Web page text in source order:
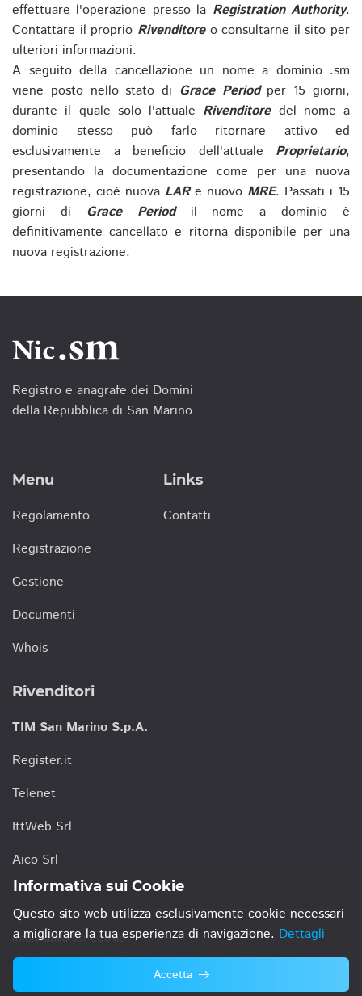
effettuare l'operazione presso la Registration Authority.
Contattare il proprio Rivenditoreo consultarne il sito per
ulteriori informazioni.
A seguito della cancellazione un nome a dominio .sm
viene posto nello stato di Grace Periodper 15 giorni,
durante il quale solo l'attuale Rivenditoredel nome a
dominio stesso può farlo ritornare attivo ed
esclusivamente a beneficio dell'attuale Proprietario,
presentando la documentazione come per una nuova
registrazione, cioè nuova LARe nuovo MRE. Passati i 15
giorni di Grace Periodil nome a dominio è
definitivamente cancellato e ritorna disponibile per una
nuova registrazione.
Registro e anagrafe dei Domini
della Repubblica di San Marino
Menu
Regolamento
Registrazione
Gestione
Documenti
Whois
Links
Contatti
Rivenditori
TIM San Marino S.p.A.
Register.it
Telenet
IttWeb Srl
Aico Srl
Informativa sui Cookie
© 2021 TIM San Marino S.p.A.
Informativa sui Cookie
Questo sito web utilizza esclusivamente cookie necessari
a migliorare la tua esperienza di navigazione. Dettagli
Accetta